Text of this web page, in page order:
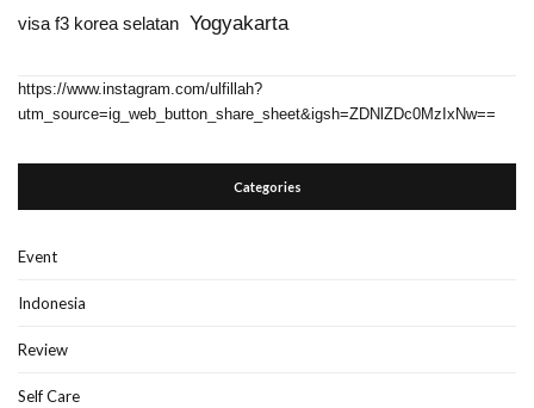
visa f3 korea selatan Yogyakarta
https://www.instagram.com/ulfillah?
utm_source=ig_web_button_share_sheet&igsh=ZDNlZDc0MzIxNw==
Categories
Event
Indonesia
Review
Self Care